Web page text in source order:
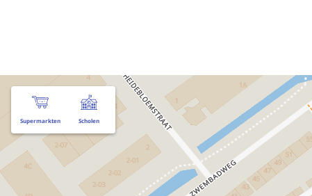
Supermarkten Scholen